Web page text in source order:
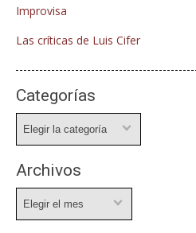
Improvisa
Las críticas de Luis Cifer
Categorías
Archivos